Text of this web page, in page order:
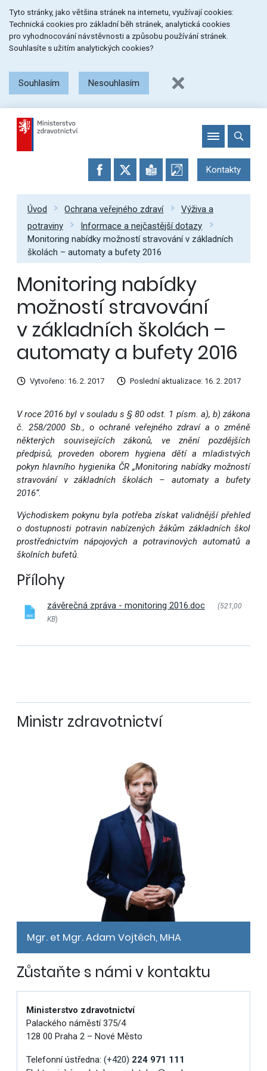
na
menu
na
obsah
na
patičku
stránky
Tyto stránky, jako většina stránek na internetu, využívají cookies:
Technická cookies pro základní běh stránek, analytická cookies
pro vyhodnocování návstěvnosti a způsobu používání stránek.
Souhlasíte s užitím analytických cookies?
Souhlasím Nesouhlasím
Kontakty
Úvod Ochrana veřejného zdraví
Výživa a
potraviny
Informace a nejčastější dotazy
Monitoring nabídky možností stravování v základních
školách – automaty a bufety 2016
Monitoring nabídky
možností stravování
v základních školách –
automaty a bufety 2016
Vytvořeno: 16. 2. 2017 Poslední aktualizace: 16. 2. 2017
V roce 2016 byl v souladu s § 80 odst. 1 písm. a), b) zákona
č. 258/2000 Sb., o ochraně veřejného zdraví a o změně
některých souvisejících zákonů, ve znění pozdějších
předpisů, proveden oborem hygiena dětí a mladistvých
pokyn hlavního hygienika ČR „Monitoring nabídky možností
stravování v základních školách – automaty a bufety
2016“.
Východiskem pokynu byla potřeba získat validnější přehled
o dostupnosti potravin nabízených žákům základních škol
prostřednictvím nápojových a potravinových automatů a
školních bufetů.
Přílohy
závěrečná zpráva - monitoring 2016.doc
(521,00
KB)
Ministr zdravotnictví
Mgr. et Mgr. Adam Vojtěch, MHA
Zůstaňte s námi v kontaktu
Ministerstvo zdravotnictví
Palackého náměstí 375/4
128 00 Praha 2 – Nové Město
Telefonní ústředna: (+420) 224 971 111